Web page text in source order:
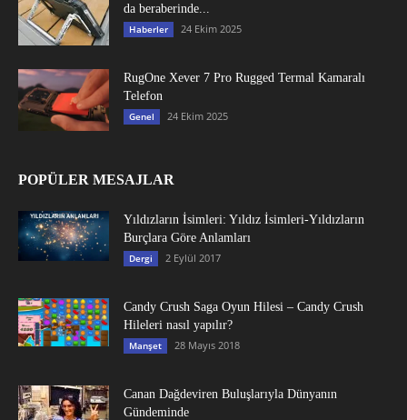
da beraberinde...
Haberler 24 Ekim 2025
RugOne Xever 7 Pro Rugged Termal Kamaralı
Telefon
Genel 24 Ekim 2025
POPÜLER MESAJLAR
Yıldızların İsimleri: Yıldız İsimleri-Yıldızların
Burçlara Göre Anlamları
Dergi 2 Eylül 2017
Candy Crush Saga Oyun Hilesi – Candy Crush
Hileleri nasıl yapılır?
Manşet 28 Mayıs 2018
Canan Dağdeviren Buluşlarıyla Dünyanın
Gündeminde